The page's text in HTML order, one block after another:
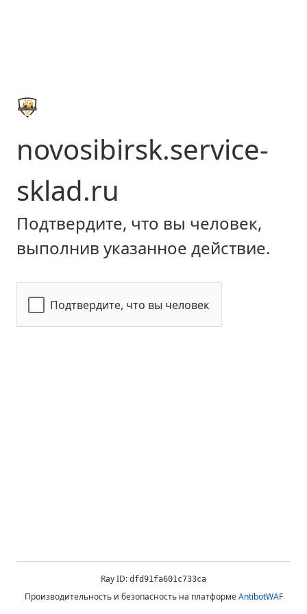
novosibirsk.service-
sklad.ru
Подтвердите, что вы человек,
выполнив указанное действие.
Подтвердите, что вы человек
Ray ID: dfd91fa601c733ca
Производительность и безопасность на платформеAntibotWAF